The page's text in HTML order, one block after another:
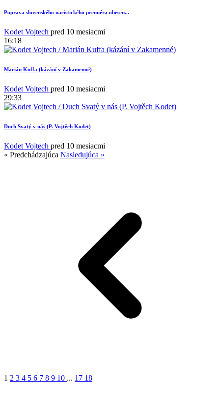
Poprava slovenského nacistického premiéra obesen...
Kodet Vojtech pred 10 mesiacmi
16:18
Marián Kuffa (kázání v Zakamenné)
Kodet Vojtech pred 10 mesiacmi
29:33
Duch Svatý v nás (P. Vojtěch Kodet)
Kodet Vojtech pred 10 mesiacmi
« Predchádzajúca Nasledujúca »
1 2 3 4 5 6 7 8 9 10 ... 17 18